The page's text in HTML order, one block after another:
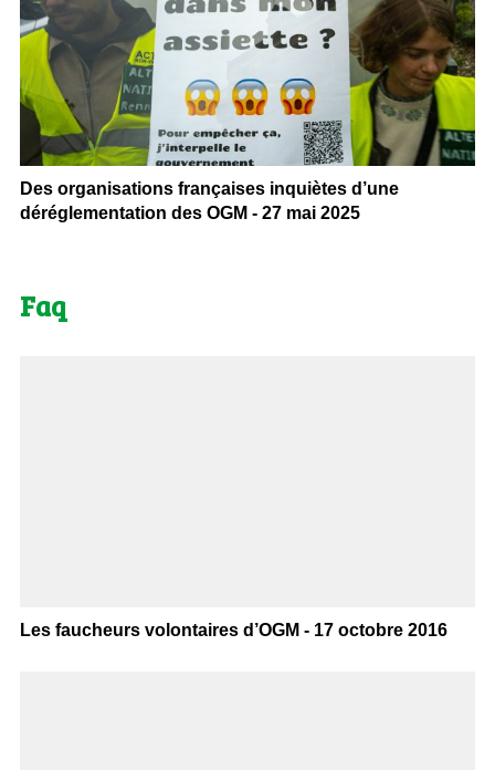
Des organisations françaises inquiètes d’une
déréglementation des OGM - 27 mai 2025
Faq
Les faucheurs volontaires d’OGM - 17 octobre 2016